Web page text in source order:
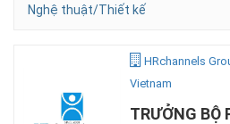
Nghệ thuật/Thiết kế
HRchannels
Vietnam
TRƯỞNG BỘ